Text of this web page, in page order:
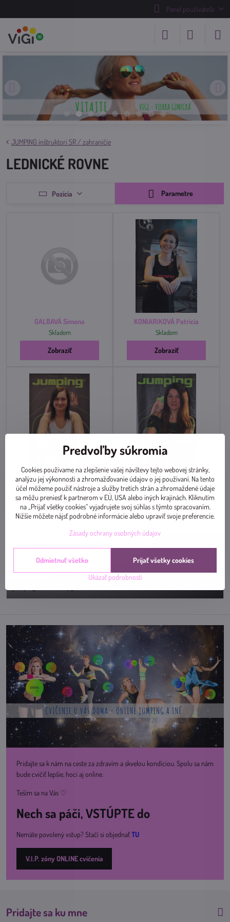
Panel používateľa
JUMPING inštruktori SR / zahraničie
LEDNICKÉ ROVNE
Pozícia Parametre
GALBAVÁ Simona
Skladom
Zobraziť
KONIARIKOVÁ Patrícia
Skladom
Zobraziť
VŠELKOVÁ Magdaléna
Skladom
Zobraziť
OSRMANOVÁ Dominika
Skladom
Zobraziť
Potrebujete poradiť?
Neváhajte ma kontaktovať:
Pridajte sa k nám na ceste za zdravím a skvelou kondíciou. Spolu sa nám
bude cvičiť lepšie, hoci aj online.
Teším sa na Vás ♡
Nech sa páči, VSTÚPTE do
Nemáte povolený vstup? Stačí si objednaťTU
V.I.P. zóny ONLINE cvičenia
Pridajte sa ku mne
Predvoľby súkromia
Cookies používame na zlepšenie vašej návštevy tejto webovej stránky,
analýzu jej výkonnosti a zhromažďovanie údajov o jej používaní. Na tento
účel môžeme použiť nástroje a služby tretích strán a zhromaždené údaje
sa môžu preniesť k partnerom v EÚ, USA alebo iných krajinách. Kliknutím
na „Prijať všetky cookies“ vyjadrujete svoj súhlas s týmto spracovaním.
Nižšie môžete nájsť podrobné informácie alebo upraviť svoje preferencie.
Zásady ochrany osobných údajov
Ukázať podrobnosti
Prijať všetky cookies
Odmietnuť všetko